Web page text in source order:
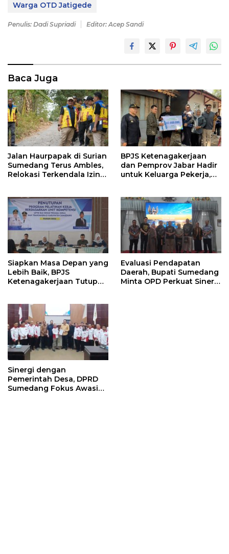
Warga OTD Jatigede
Penulis: Dadi Supriadi Editor: Acep Sandi
Baca Juga
Jalan Haurpapak di Surian
Sumedang Terus Ambles,
Relokasi Terkendala Izin
BPJS Ketenagakerjaan
dan Pemprov Jabar Hadir
untuk Keluarga Pekerja,
Siapkan Masa Depan yang
Lebih Baik, BPJS
Ketenagakerjaan Tutup
Evaluasi Pendapatan
Daerah, Bupati Sumedang
Minta OPD Perkuat Sinergi
Sinergi dengan
Pemerintah Desa, DPRD
Sumedang Fokus Awasi